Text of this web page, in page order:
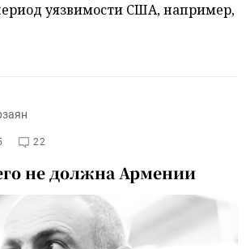
уязвимости США, например,
22
не должна Армении